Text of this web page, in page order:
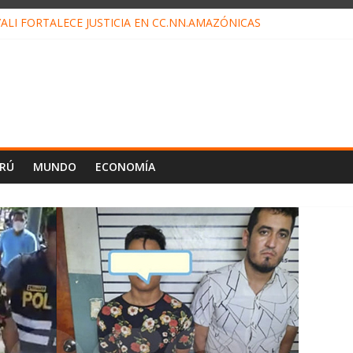
FORTALECE JUSTICIA EN CC.NN.AMAZÓNICAS
MUNDO ECONOMÍA